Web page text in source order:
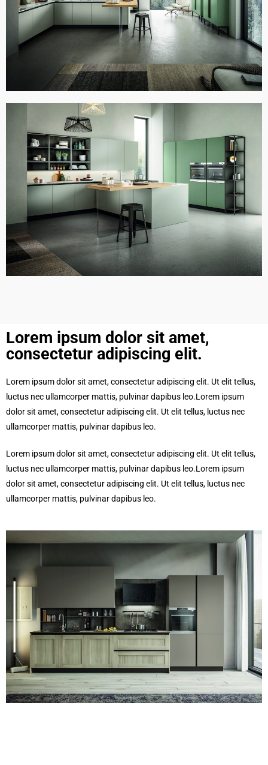
Lorem ipsum dolor sit amet,
consectetur adipiscing elit.​
Lorem ipsum dolor sit amet, consectetur adipiscing elit. Ut elit tellus,
luctus nec ullamcorper mattis, pulvinar dapibus leo.Lorem ipsum
dolor sit amet, consectetur adipiscing elit. Ut elit tellus, luctus nec
ullamcorper mattis, pulvinar dapibus leo.
Lorem ipsum dolor sit amet, consectetur adipiscing elit. Ut elit tellus,
luctus nec ullamcorper mattis, pulvinar dapibus leo.Lorem ipsum
dolor sit amet, consectetur adipiscing elit. Ut elit tellus, luctus nec
ullamcorper mattis, pulvinar dapibus leo.